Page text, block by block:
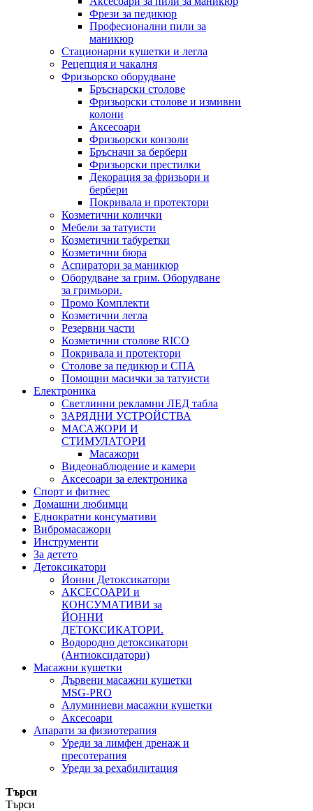
Фрези за педикюр
Професионални пили за
маникюр
Стационарни кушетки и легла
Рецепция и чакалня
Фризьорско оборудване
Бръснарски столове
Фризьорски столове и измивни
колони
Аксесоари
Фризьорски конзоли
Бръсначи за бербери
Фризьорски престилки
Декорация за фризьори и
бербери
Покривала и протектори
Козметични колички
Мебели за татуисти
Козметични табуретки
Козметични бюра
Аспиратори за маникюр
Оборудване за грим. Оборудване
за гримьори.
Промо Комплекти
Козметични легла
Резервни части
Козметични столове RICO
Покривала и протектори
Столове за педикюр и СПА
Помощни масички за татуисти
Електроника
Светлинни рекламни ЛЕД табла
ЗАРЯДНИ УСТРОЙСТВА
МАСАЖОРИ И
СТИМУЛАТОРИ
Масажори
Видеонаблюдение и камери
Аксесоари за електроника
Спорт и фитнес
Домашни любимци
Еднократни консумативи
Вибромасажори
Инструменти
За детето
Детоксикатори
Йонни Детоксикатори
АКСЕСОАРИ и
КОНСУМАТИВИ за
ЙОННИ
ДЕТОКСИКАТОРИ.
Водородно детоксикатори
(Антиоксидатори)
Масажни кушетки
Дървени масажни кушетки
MSG-PRO
Алуминиеви масажни кушетки
Аксесоари
Апарати за физиотерапия
Уреди за лимфен дренаж и
пресотерапия
Уреди за рехабилитация
Търси
Търси